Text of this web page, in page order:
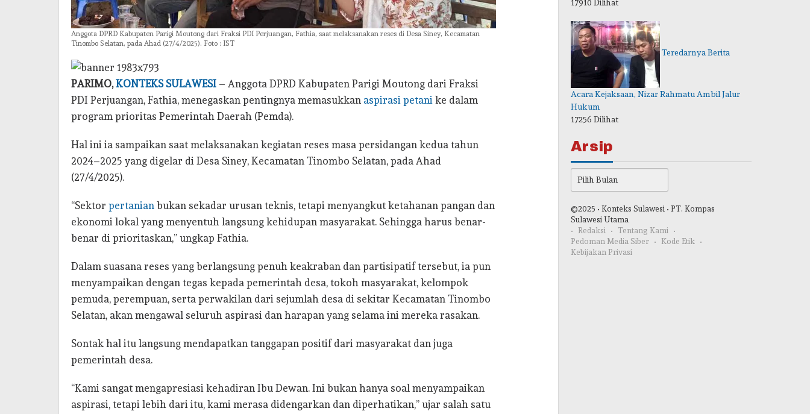
Anggota DPRD Kabupaten Parigi Moutong dari Fraksi PDI Perjuangan, Fathia, saat melaksanakan reses di Desa Siney, Kecamatan
Tinombo Selatan, pada Ahad (27/4/2025). Foto : IST
PARIMO,KONTEKS SULAWESI – Anggota DPRD Kabupaten Parigi Moutong dari Fraksi
PDI Perjuangan, Fathia, menegaskan pentingnya memasukkan aspirasi petani ke dalam
program prioritas Pemerintah Daerah (Pemda).
Hal ini ia sampaikan saat melaksanakan kegiatan reses masa persidangan kedua tahun
2024–2025 yang digelar di Desa Siney, Kecamatan Tinombo Selatan, pada Ahad
(27/4/2025).
“Sektor pertanian bukan sekadar urusan teknis, tetapi menyangkut ketahanan pangan dan
ekonomi lokal yang menyentuh langsung kehidupan masyarakat. Sehingga harus benar-
benar di prioritaskan,” ungkap Fathia.
Dalam suasana reses yang berlangsung penuh keakraban dan partisipatif tersebut, ia pun
menyampaikan dengan tegas kepada pemerintah desa, tokoh masyarakat, kelompok
pemuda, perempuan, serta perwakilan dari sejumlah desa di sekitar Kecamatan Tinombo
Selatan, akan mengawal seluruh aspirasi dan harapan yang selama ini mereka rasakan.
Sontak hal itu langsung mendapatkan tanggapan positif dari masyarakat dan juga
pemerintah desa.
“Kami sangat mengapresiasi kehadiran Ibu Dewan. Ini bukan hanya soal menyampaikan
aspirasi, tetapi lebih dari itu, kami merasa didengarkan dan diperhatikan,” ujar salah satu
17910 Dilihat
Teredarnya Berita
Acara Kejaksaan, Nizar Rahmatu Ambil Jalur
Hukum
17256 Dilihat
Arsip
©2025 • Konteks Sulawesi • PT. Kompas
Sulawesi Utama
Redaksi
Tentang Kami
Pedoman Media Siber
Kode Etik
Kebijakan Privasi